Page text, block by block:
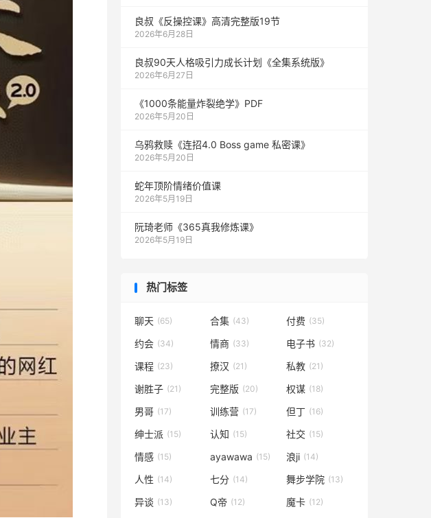
良叔《反操控课》高清完整版19节
2026年6月28日
良叔90天人格吸引力成长计划《全集系统版》
2026年6月27日
《1000‮能条‬‎量‮裂炸‬‎绝学》PDF
2026年5月20日
乌鸦救赎《连招4.0 Boss game 私密课》
2026年5月20日
蛇年顶阶情绪价值课
2026年5月19日
阮琦老师《365真我修炼课》
2026年5月19日
热门标签
聊天 (65) 合集 (43) 付费 (35)
约会 (34) 情商 (33) 电子书 (32)
课程 (23) 撩汉 (21) 私教 (21)
谢胜子 (21) 完整版 (20) 权谋 (18)
男哥 (17) 训练营 (17) 但丁 (16)
绅士派 (15) 认知 (15) 社交 (15)
情感 (15) ayawawa (15) 浪ji (14)
人性 (14) 七分 (14) 舞步学院 (13)
异谈 (13) Q帝 (12) 魔卡 (12)